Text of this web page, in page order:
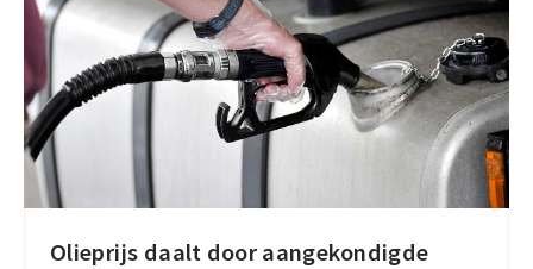
Luxemburg
Olieprijs daalt door aangekondigde
Olieprijs